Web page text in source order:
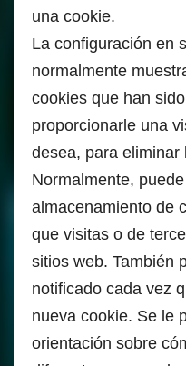
una cookie.
La configuración en
normalmente
cookies que han
proporcionarle una
desea, para eliminar
Normalmente,
almacenamiento de
que visitas o de
sitios web. También
notificado cada vez
nueva cookie. Se le
orientación sobre